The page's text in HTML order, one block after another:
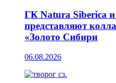
ГК Natura Siberica
представляют
«Золото Сибири
06.08.2026